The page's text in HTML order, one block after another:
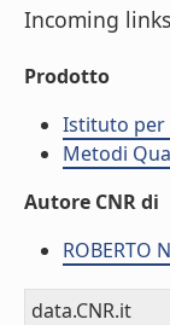
Incoming
Prodotto
Istituto per
Metodi
Autore CNR di
ROBERTO
data.CNR.it